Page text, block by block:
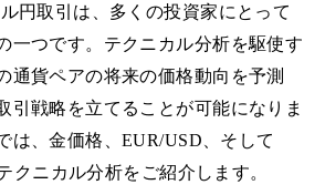
円取引は、多くの投資家にとって
一つです。テクニカル分析を駆使す
通貨ペアの将来の価格動向を予測
引戦略を立てることが可能になりま
は、金価格、EUR/USD、そして
クニカル分析をご紹介します。